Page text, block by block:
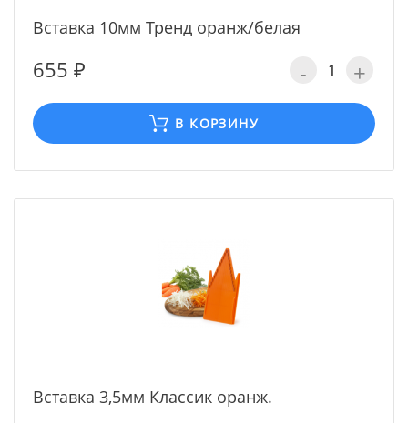
Вставка 10мм Тренд оранж/белая
655 ₽ - +
В КОРЗИНУ
Вставка 3,5мм Классик оранж.